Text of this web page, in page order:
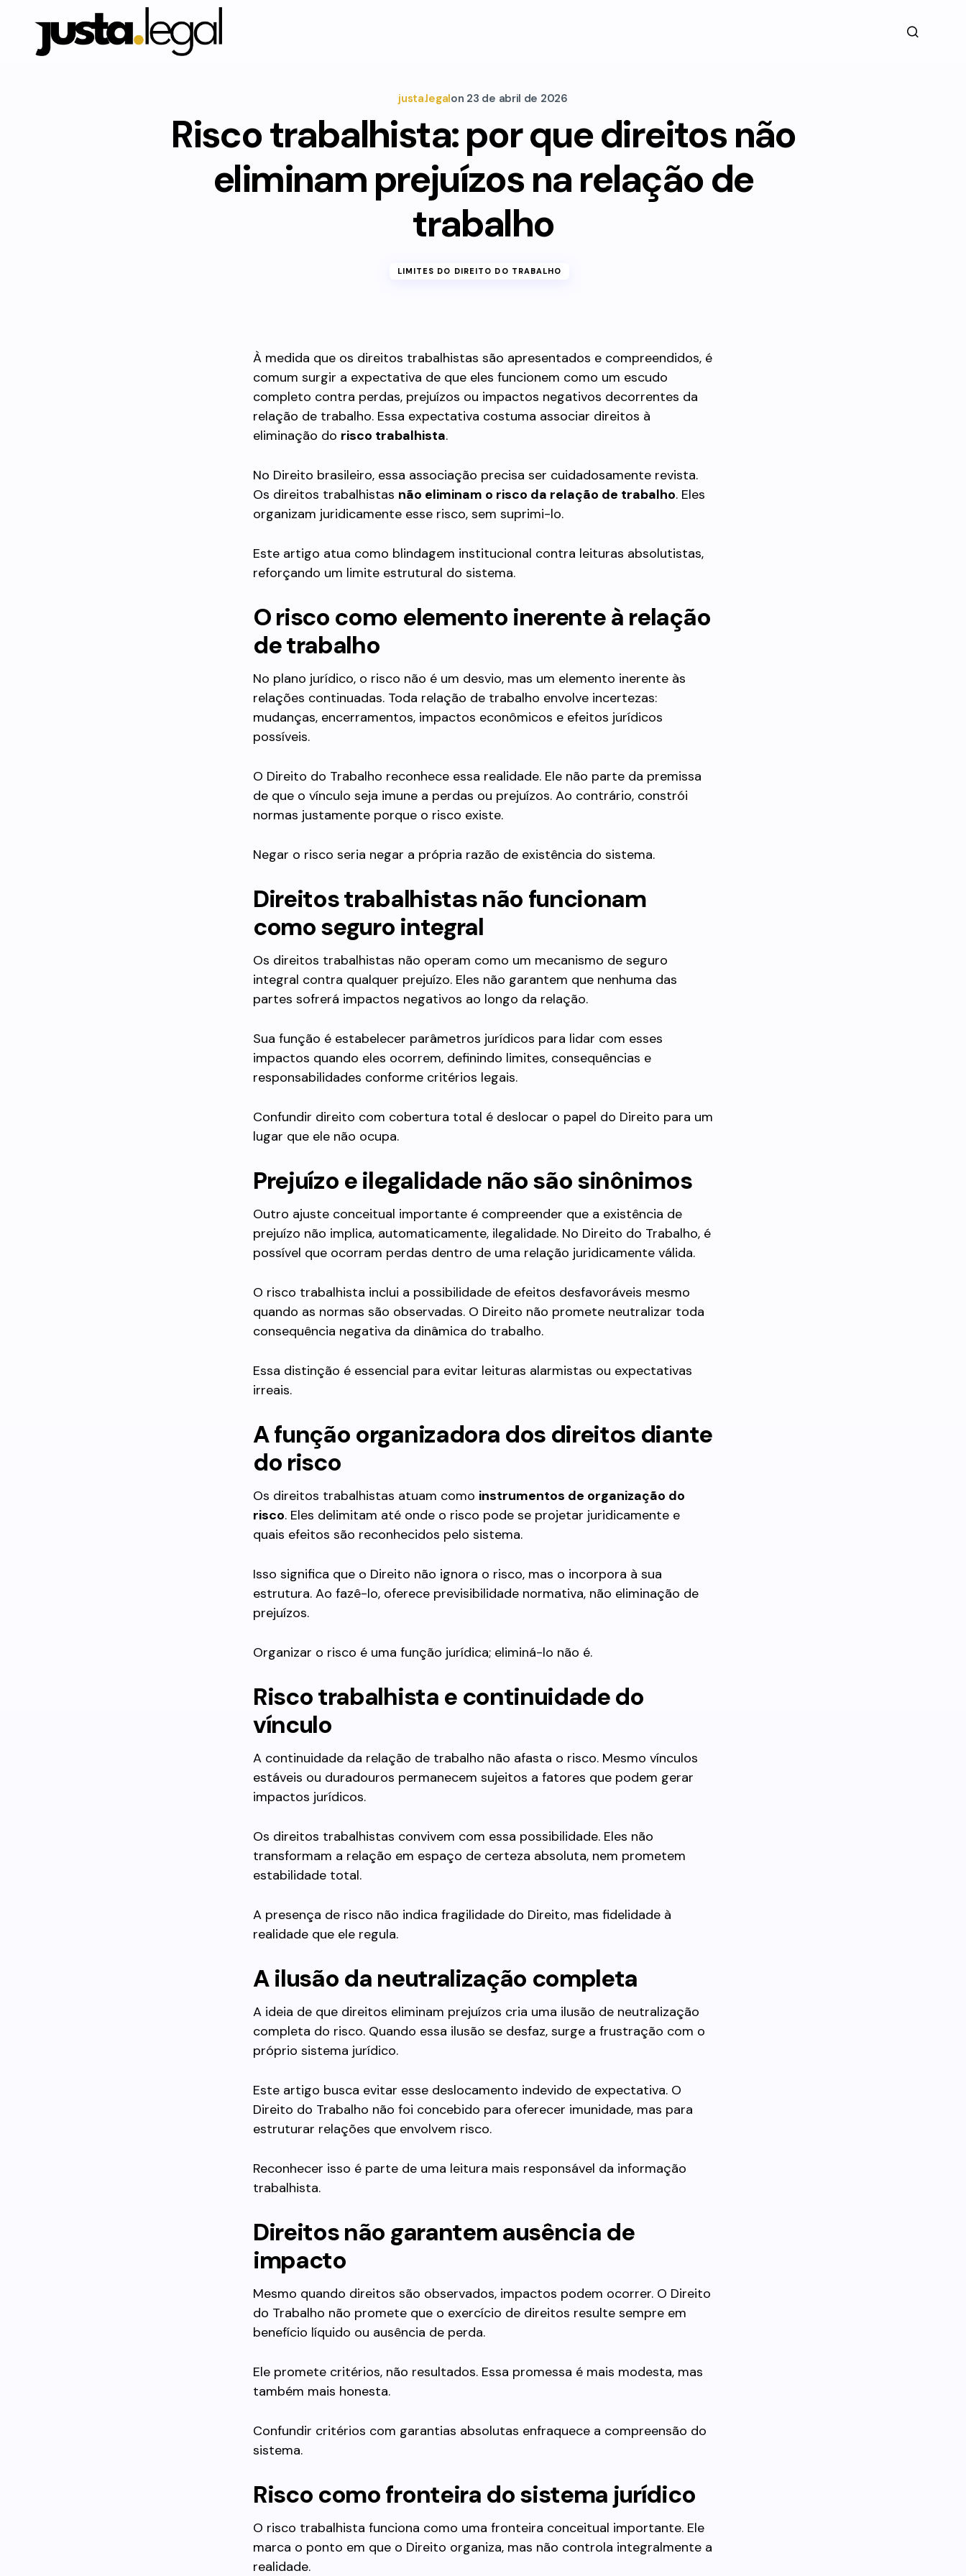
justa.legalon 23 de abril de 2026
Risco trabalhista: por que direitos não
eliminam prejuízos na relação de
trabalho
LIMITES DO DIREITO DO TRABALHO
À medida que os direitos trabalhistas são apresentados e compreendidos, é
comum surgir a expectativa de que eles funcionem como um escudo
completo contra perdas, prejuízos ou impactos negativos decorrentes da
relação de trabalho. Essa expectativa costuma associar direitos à
eliminação do risco trabalhista.
No Direito brasileiro, essa associação precisa ser cuidadosamente revista.
Os direitos trabalhistas não eliminam o risco da relação de trabalho. Eles
organizam juridicamente esse risco, sem suprimi-lo.
Este artigo atua como blindagem institucional contra leituras absolutistas,
reforçando um limite estrutural do sistema.
O risco como elemento inerente à relação
de trabalho
No plano jurídico, o risco não é um desvio, mas um elemento inerente às
relações continuadas. Toda relação de trabalho envolve incertezas:
mudanças, encerramentos, impactos econômicos e efeitos jurídicos
possíveis.
O Direito do Trabalho reconhece essa realidade. Ele não parte da premissa
de que o vínculo seja imune a perdas ou prejuízos. Ao contrário, constrói
normas justamente porque o risco existe.
Negar o risco seria negar a própria razão de existência do sistema.
Direitos trabalhistas não funcionam
como seguro integral
Os direitos trabalhistas não operam como um mecanismo de seguro
integral contra qualquer prejuízo. Eles não garantem que nenhuma das
partes sofrerá impactos negativos ao longo da relação.
Sua função é estabelecer parâmetros jurídicos para lidar com esses
impactos quando eles ocorrem, definindo limites, consequências e
responsabilidades conforme critérios legais.
Confundir direito com cobertura total é deslocar o papel do Direito para um
lugar que ele não ocupa.
Prejuízo e ilegalidade não são sinônimos
Outro ajuste conceitual importante é compreender que a existência de
prejuízo não implica, automaticamente, ilegalidade. No Direito do Trabalho, é
possível que ocorram perdas dentro de uma relação juridicamente válida.
O risco trabalhista inclui a possibilidade de efeitos desfavoráveis mesmo
quando as normas são observadas. O Direito não promete neutralizar toda
consequência negativa da dinâmica do trabalho.
Essa distinção é essencial para evitar leituras alarmistas ou expectativas
irreais.
A função organizadora dos direitos diante
do risco
Os direitos trabalhistas atuam como instrumentos de organização do
risco. Eles delimitam até onde o risco pode se projetar juridicamente e
quais efeitos são reconhecidos pelo sistema.
Isso significa que o Direito não ignora o risco, mas o incorpora à sua
estrutura. Ao fazê-lo, oferece previsibilidade normativa, não eliminação de
prejuízos.
Organizar o risco é uma função jurídica; eliminá-lo não é.
Risco trabalhista e continuidade do
vínculo
A continuidade da relação de trabalho não afasta o risco. Mesmo vínculos
estáveis ou duradouros permanecem sujeitos a fatores que podem gerar
impactos jurídicos.
Os direitos trabalhistas convivem com essa possibilidade. Eles não
transformam a relação em espaço de certeza absoluta, nem prometem
estabilidade total.
A presença de risco não indica fragilidade do Direito, mas fidelidade à
realidade que ele regula.
A ilusão da neutralização completa
A ideia de que direitos eliminam prejuízos cria uma ilusão de neutralização
completa do risco. Quando essa ilusão se desfaz, surge a frustração com o
próprio sistema jurídico.
Este artigo busca evitar esse deslocamento indevido de expectativa. O
Direito do Trabalho não foi concebido para oferecer imunidade, mas para
estruturar relações que envolvem risco.
Reconhecer isso é parte de uma leitura mais responsável da informação
trabalhista.
Direitos não garantem ausência de
impacto
Mesmo quando direitos são observados, impactos podem ocorrer. O Direito
do Trabalho não promete que o exercício de direitos resulte sempre em
benefício líquido ou ausência de perda.
Ele promete critérios, não resultados. Essa promessa é mais modesta, mas
também mais honesta.
Confundir critérios com garantias absolutas enfraquece a compreensão do
sistema.
Risco como fronteira do sistema jurídico
O risco trabalhista funciona como uma fronteira conceitual importante. Ele
marca o ponto em que o Direito organiza, mas não controla integralmente a
realidade.